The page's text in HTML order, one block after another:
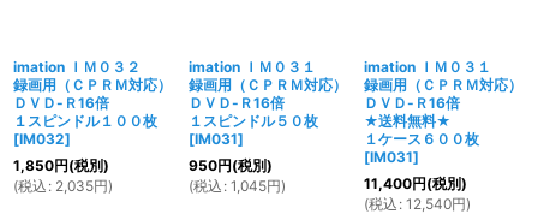
imation ＩＭ０３２
録画用（ＣＰＲＭ対応）
ＤＶＤ-Ｒ16倍
１スピンドル１００枚
[IM032]
1,850円(税別)
(税込 : 2,035円)
imation ＩＭ０３１
録画用（ＣＰＲＭ対応）
ＤＶＤ-Ｒ16倍
１スピンドル５０枚
[IM031]
950円(税別)
(税込 : 1,045円)
imation ＩＭ０３１
録画用（ＣＰＲＭ対応）
ＤＶＤ-Ｒ16倍
★送料無料★
１ケース６００枚
[IM031]
11,400円(税別)
(税込 : 12,540円)